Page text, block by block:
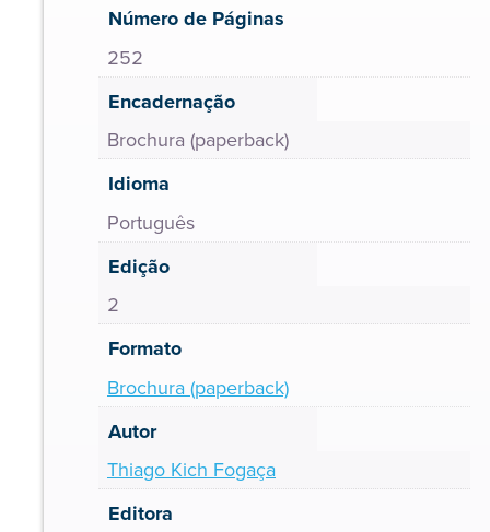
Número de Páginas
252
Encadernação
Brochura (paperback)
Idioma
Português
Edição
2
Formato
Brochura (paperback)
Autor
Thiago Kich Fogaça
Editora